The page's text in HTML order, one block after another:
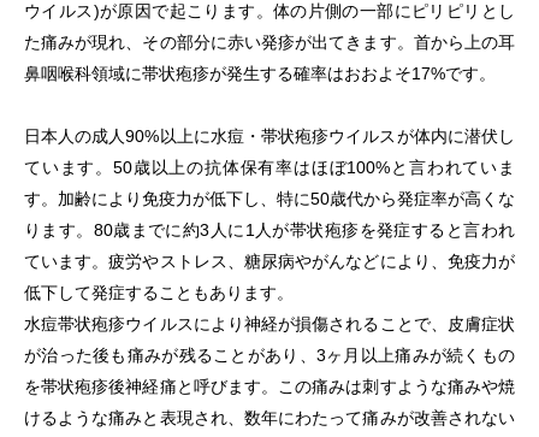
ウイルス)が原因で起こります。体の片側の一部にピリピリとし
た痛みが現れ、その部分に赤い発疹が出てきます。首から上の耳
鼻咽喉科領域に帯状疱疹が発生する確率はおおよそ17%です。
日本人の成人90%以上に水痘・帯状疱疹ウイルスが体内に潜伏し
ています。50歳以上の抗体保有率はほぼ100%と言われていま
す。加齢により免疫力が低下し、特に50歳代から発症率が高くな
ります。80歳までに約3人に1人が帯状疱疹を発症すると言われ
ています。疲労やストレス、糖尿病やがんなどにより、免疫力が
低下して発症することもあります。
水痘帯状疱疹ウイルスにより神経が損傷されることで、皮膚症状
が治った後も痛みが残ることがあり、3ヶ月以上痛みが続くもの
を帯状疱疹後神経痛と呼びます。この痛みは刺すような痛みや焼
けるような痛みと表現され、数年にわたって痛みが改善されない